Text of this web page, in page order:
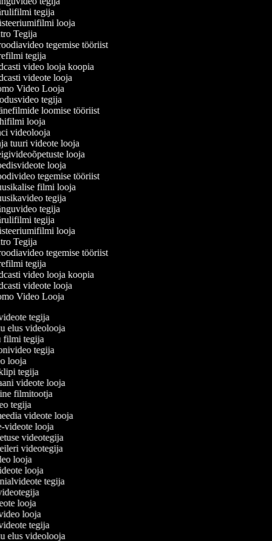
tegija
looja
Tegija
tegemise tööriist
tegija
video looja koopia
videote looja
Video Looja
tegija
loomise tööriist
looja
videolooja
tuuri videote looja
looja
looja
tegemise tööriist
filmi looja
tegija
tegija
tegija
looja
Tegija
tegemise tööriist
tegija
video looja koopia
videote looja
Video Looja
tegija
elus videolooja
filmi tegija
tegija
looja
tegija
videote looja
filmitootja
tegija
videote looja
videote looja
videotegija
videotegija
looja
looja
tegija
looja
looja
tegija
elus videolooja